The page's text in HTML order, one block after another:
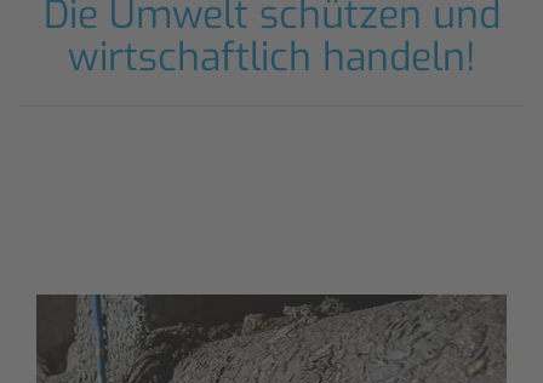
Die Umwelt schützen und
wirtschaftlich handeln!